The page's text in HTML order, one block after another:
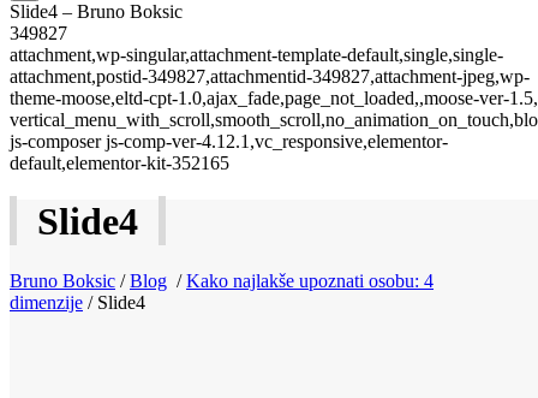
Slide4 – Bruno Boksic
349827
attachment,wp-singular,attachment-template-default,single,single-
attachment,postid-349827,attachmentid-349827,attachment-jpeg,wp-
theme-moose,eltd-cpt-1.0,ajax_fade,page_not_loaded,,moose-ver-1.5,
js-composer js-comp-ver-4.12.1,vc_responsive,elementor-
default,elementor-kit-352165
Slide4
Bruno Boksic /Blog /Kako najlakše upoznati osobu: 4
dimenzije / Slide4